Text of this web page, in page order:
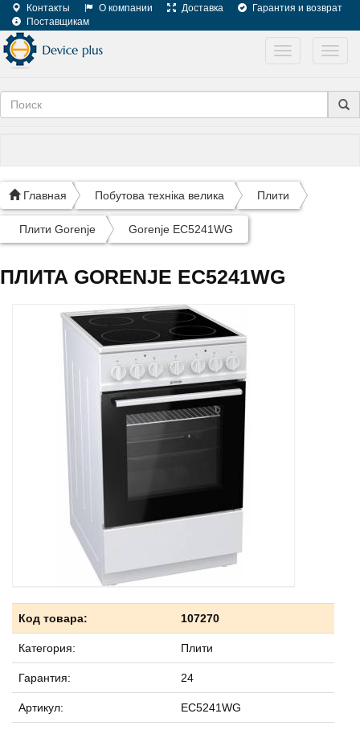
Контакты О компании Доставка
Гарантия и возврат
Поставщикам
Toggle
Главная Побутова техніка велика Плити
Плити Gorenje Gorenje EC5241WG
ПЛИТА GORENJE EC5241WG
Код товара: 107270
Категория: Плити
Гарантия: 24
Артикул: EC5241WG